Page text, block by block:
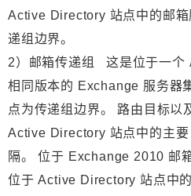
Active Directory 站点中的邮
递组边界。
2）邮箱传递组 这是位于一个
相同版本的 Exchange 服务器
点为传递组边界。 路由目标以
Active Directory 站点中的主
隔。 位于 Exchange 2010 邮
位于 Active Directory 站点中